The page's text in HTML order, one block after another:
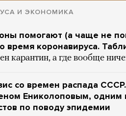
И ЭКОНОМИКА
помогают (а чаще не
время коронавируса.
карантин, а где вообще
со времен распада СССР.
Ениколоповым, одним
по поводу эпидемии